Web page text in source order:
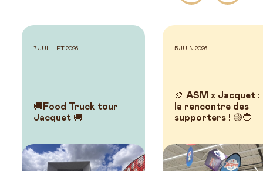
7 JUILLET 2026
🚚Food Truck tour
Jacquet 🚚
5 JUIN 2026
🏉 ASM x Jacquet :
la rencontre des
supporters ! 🟡🔵